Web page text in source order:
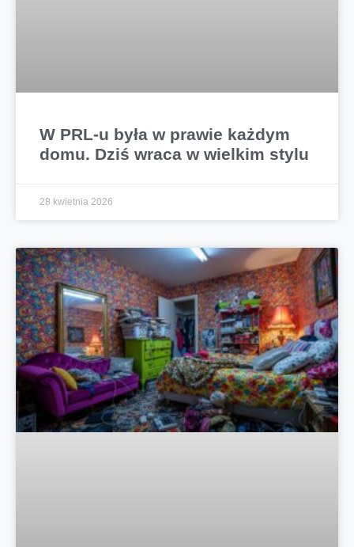
W PRL-u była w prawie każdym
domu. Dziś wraca w wielkim stylu
28 kwietnia 2026